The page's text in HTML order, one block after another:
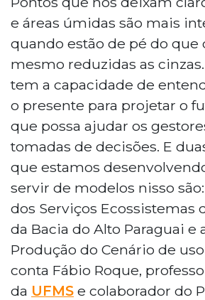
e áreas úmidas são mais
quando estão de pé do que
mesmo reduzidas as cinzas.
tem a capacidade de
o presente para projetar o
que possa ajudar os
tomadas de decisões. E
que estamos
servir de modelos nisso
dos Serviços Ecossistemas
da Bacia do Alto Paraguai e
Produção do Cenário de uso
conta Fábio Roque,
da UFMS e colaborador do